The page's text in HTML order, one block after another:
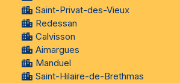
Saint-Privat-des-Vieux
Redessan
Calvisson
Aimargues
Manduel
Saint-Hilaire-de-Brethmas